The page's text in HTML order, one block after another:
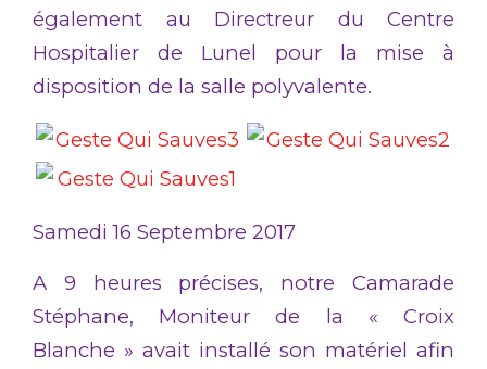
également au Directreur du Centre
Hospitalier de Lunel pour la mise à
disposition de la salle polyvalente.
Samedi 16 Septembre 2017
A 9 heures précises, notre Camarade
Stéphane, Moniteur de la « Croix
Blanche » avait installé son matériel afin